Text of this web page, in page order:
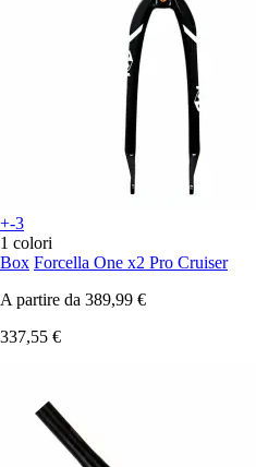
+-3
1 colori
Box Forcella One x2 Pro Cruiser
A partire da 389,99 €
337,55 €